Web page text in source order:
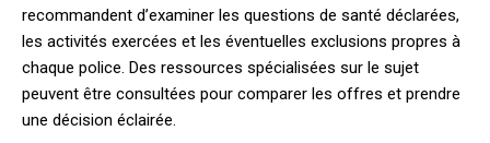
recommandent d’examiner les questions de santé déclarées,
les activités exercées et les éventuelles exclusions propres à
chaque police. Des ressources spécialisées sur le sujet
peuvent être consultées pour comparer les offres et prendre
une décision éclairée.